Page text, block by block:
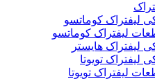
لیفتراک کوماتسو
لیفتراک کوماتسو
لیفتراک هایستر
لیفتراک تویوتا
لیفتراک تویوتا